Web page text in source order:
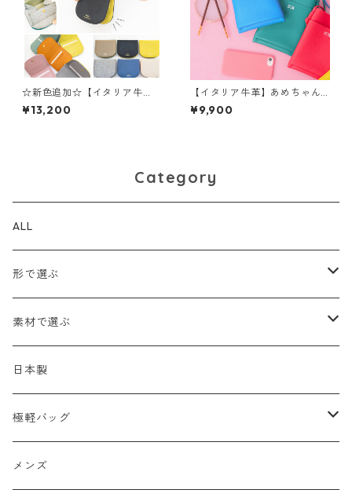
☆新色追加☆【イタリア牛
革】COMBI二つ折り財布 バ
イカラー6色展開 M5081
¥13,200
【イタリア牛革】あめちゃん
スマホショルダーポーチ<５色
展開> ポップカラー 本革
¥9,900
Category
ALL
形で選ぶ
トートバッグ
ショルダーバッグ
2WAY
リュック
素材で選ぶ
メッシュ
エナメル
革Ｘ異素材コンビ
日本製
極軽バッグ
メンズ
メンズ